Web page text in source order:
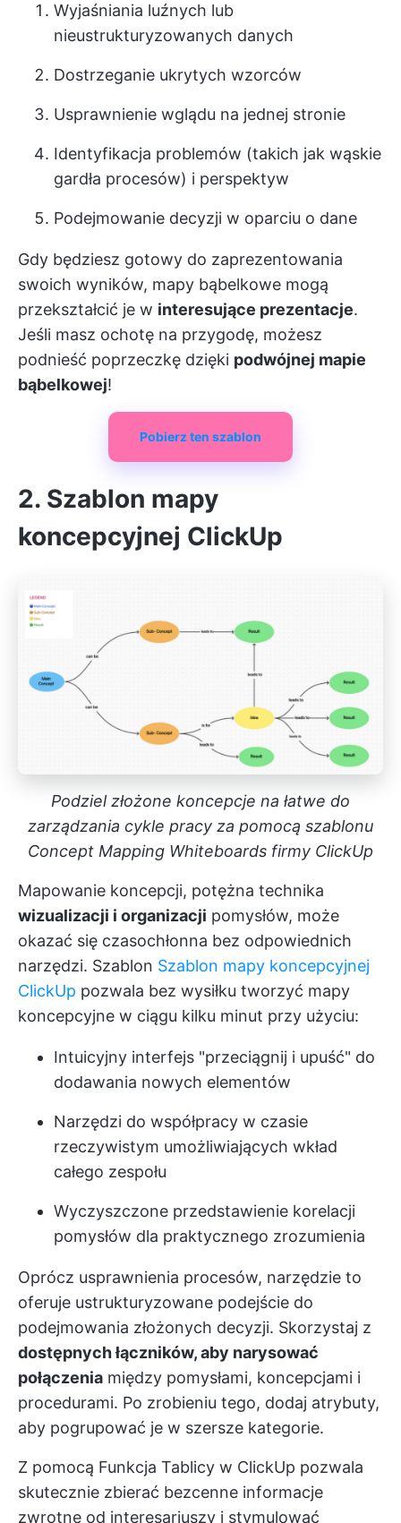
Wyjaśniania luźnych lub
nieustrukturyzowanych danych
Dostrzeganie ukrytych wzorców
Usprawnienie wglądu na jednej stronie
Identyfikacja problemów (takich jak wąskie
gardła procesów) i perspektyw
Podejmowanie decyzji w oparciu o dane
Gdy będziesz gotowy do zaprezentowania
swoich wyników, mapy bąbelkowe mogą
przekształcić je w interesujące prezentacje.
Jeśli masz ochotę na przygodę, możesz
podnieść poprzeczkę dzięki podwójnej mapie
bąbelkowej!
Pobierz ten szablon
2. Szablon mapy
koncepcyjnej ClickUp
Podziel złożone koncepcje na łatwe do
zarządzania cykle pracy za pomocą szablonu
Concept Mapping Whiteboards firmy ClickUp
Mapowanie koncepcji, potężna technika
wizualizacji i organizacji pomysłów, może
okazać się czasochłonna bez odpowiednich
narzędzi. Szablon Szablon mapy koncepcyjnej
ClickUp pozwala bez wysiłku tworzyć mapy
koncepcyjne w ciągu kilku minut przy użyciu:
Intuicyjny interfejs "przeciągnij i upuść" do
dodawania nowych elementów
Narzędzi do współpracy w czasie
rzeczywistym umożliwiających wkład
całego zespołu
Wyczyszczone przedstawienie korelacji
pomysłów dla praktycznego zrozumienia
Oprócz usprawnienia procesów, narzędzie to
oferuje ustrukturyzowane podejście do
podejmowania złożonych decyzji. Skorzystaj z
dostępnych łączników, aby narysować
połączenia między pomysłami, koncepcjami i
procedurami. Po zrobieniu tego, dodaj atrybuty,
aby pogrupować je w szersze kategorie.
Z pomocą Funkcja Tablicy w ClickUp pozwala
skutecznie zbierać bezcenne informacje
zwrotne od interesariuszy i stymulować